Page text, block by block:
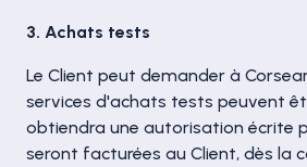
3. Achats tests
Le Client peut demander à
services d'achats tests peuvent
obtiendra une autorisation écrite
seront facturées au Client, dès la